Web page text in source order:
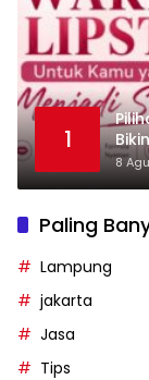
1
8
Paling
Lampung
jakarta
Jasa
Tips